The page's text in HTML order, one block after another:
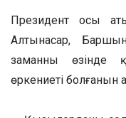
Президент осы
Алтынасар,
заманның өзінде
өркениеті болғанын